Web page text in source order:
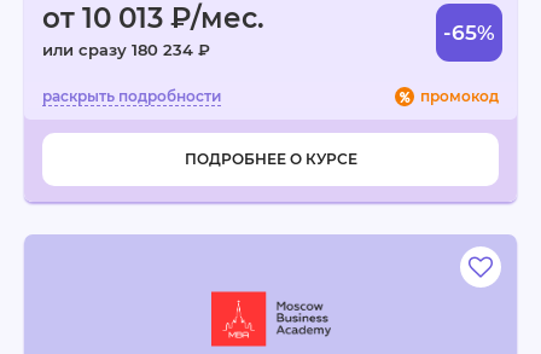
от 10 013 ₽/мес.
или сразу 180 234 ₽
-65%
промокод
ПОДРОБНЕЕ О КУРСЕ